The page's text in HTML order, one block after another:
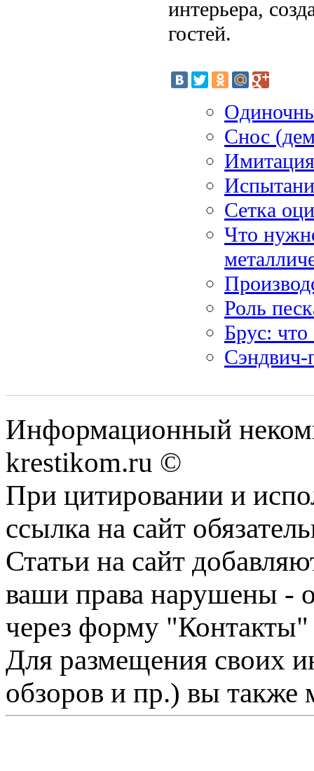
интерьера,
гостей.
Снос
Сетка
Что
Роль
Брус: что
Сэндвич-
Информационный
krestikom.ru ©
При цитировании и
ссылка на сайт
Статьи на сайт
ваши права нарушены -
через форму "Контакты"
Для размещения своих
обзоров и пр.) вы также